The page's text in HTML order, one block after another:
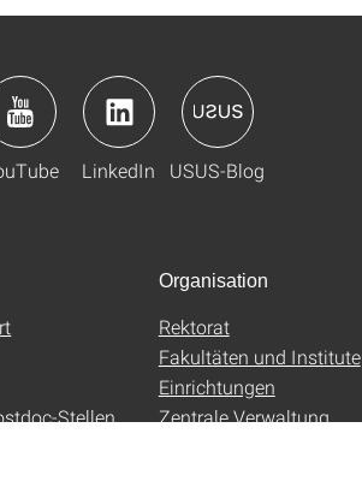
LinkedIn USUS-Blog
Stellen
Organisation
Rektorat
Fakultäten und Institute
Einrichtungen
Zentrale Verwaltung